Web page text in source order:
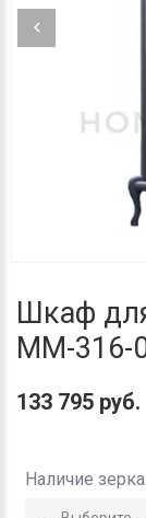
Шкаф
ММ-316-
133 795 руб.
Наличие